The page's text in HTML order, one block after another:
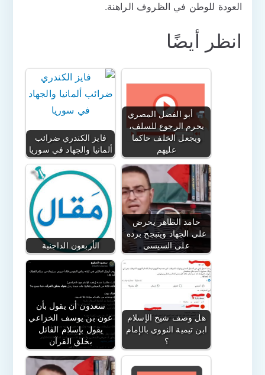
العودة للوطن في الظروف الراهنة.
انظر أيضًا
فايز الكندري ضرائب
ألمانيا والجهاد في سوريا
أبو الفضل المصري
يحرم الرجوع للسلف،
ويجعل الخلف حاكما
عليهم
الأربعون الداجنية
حامد الطاهر يحرض
على الجهاد ويتبجح برده
على السيسي
سعدون أن يقول بأن
عون بن يوسف الخزاعي
يقول بإسلام القائل
بخلق القرآن
هل وصف شيخ الإسلام
ابن تيمية النووي بالإمام
؟